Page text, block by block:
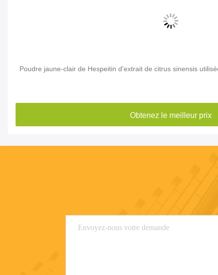
Poudre jaune-clair de Hespeitin d'extrait de citrus sinensis
Obtenez le meilleur prix